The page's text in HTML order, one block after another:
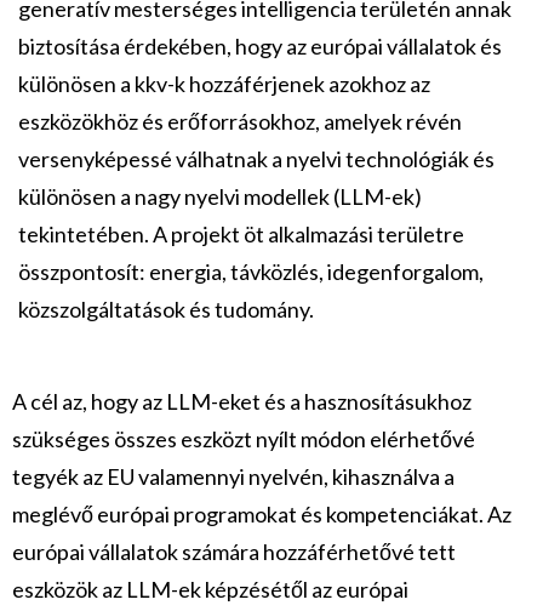
generatív mesterséges intelligencia területén annak
biztosítása érdekében, hogy az európai vállalatok és
különösen a kkv-k hozzáférjenek azokhoz az
eszközökhöz és erőforrásokhoz, amelyek révén
versenyképessé válhatnak a nyelvi technológiák és
különösen a nagy nyelvi modellek (LLM-ek)
tekintetében. A projekt öt alkalmazási területre
összpontosít: energia, távközlés, idegenforgalom,
közszolgáltatások és tudomány.
A cél az, hogy az LLM-eket és a hasznosításukhoz
szükséges összes eszközt nyílt módon elérhetővé
tegyék az EU valamennyi nyelvén, kihasználva a
meglévő európai programokat és kompetenciákat. Az
európai vállalatok számára hozzáférhetővé tett
eszközök az LLM-ek képzésétől az európai